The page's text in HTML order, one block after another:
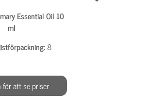
Essential Oil 10
ml
8
för att se priser